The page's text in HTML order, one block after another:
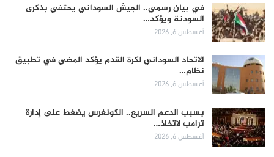
في بيان رسمي.. الجيش السوداني يحتفي بذكرى
السودنة ويؤكد…
أغسطس 6, 2026
الاتحاد السوداني لكرة القدم يؤكد المضي في تطبيق
نظام…
أغسطس 6, 2026
بسبب الدعم السريع.. الكونغرس يضغط على إدارة
ترامب لاتخاذ…
أغسطس 6, 2026